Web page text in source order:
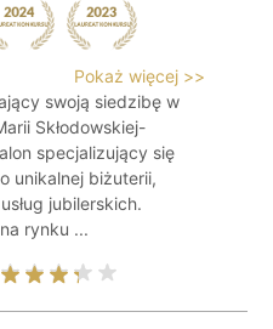
Pokaż więcej >>
swoją siedzibę w
Skłodowskiej-
specjalizujący się
unikalnej biżuterii,
jubilerskich.
rynku ...